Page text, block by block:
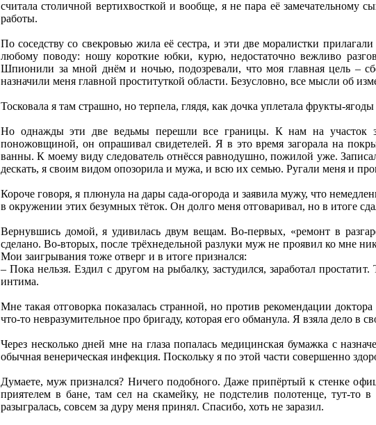
считала столичной вертихвосткой и вообще, я не пара её замечательному
работы.
По соседству со свекровью жила её сестра, и эти две моралистки
любому поводу: ношу короткие юбки, курю, недостаточно вежливо
Шпионили за мной днём и ночью, подозревали, что моя главная цель –
назначили меня главной проституткой области. Безусловно, все мысли об
Тосковала я там страшно, но терпела, глядя, как дочка уплетала фрукты-
Но однажды эти две ведьмы перешли все границы. К нам на участок
поножовщиной, он опрашивал свидетелей. Я в это время загорала на
ванны. К моему виду следователь отнёсся равнодушно, пожилой уже.
дескать, я своим видом опозорила и мужа, и всю их семью. Ругали меня и
Короче говоря, я плюнула на дары сада-огорода и заявила мужу, что
в окружении этих безумных тёток. Он долго меня отговаривал, но в итоге
Вернувшись домой, я удивилась двум вещам. Во-первых, «ремонт в
сделано. Во-вторых, после трёхнедельной разлуки муж не проявил ко мне
Мои заигрывания тоже отверг и в итоге признался:
– Пока нельзя. Ездил с другом на рыбалку, застудился, заработал
интима.
Мне такая отговорка показалась странной, но против рекомендации
что-то невразумительное про бригаду, которая его обманула. Я взяла дело в
Через несколько дней мне на глаза попалась медицинская бумажка с
обычная венерическая инфекция. Поскольку я по этой части совершенно
Думаете, муж признался? Ничего подобного. Даже припёртый к стенке
приятелем в бане, там сел на скамейку, не подстелив полотенце, тут-
разыгралась, совсем за дуру меня принял. Спасибо, хоть не заразил.